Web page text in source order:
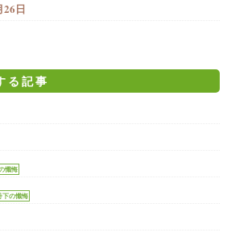
26日
る記事
懺悔
下の懺悔